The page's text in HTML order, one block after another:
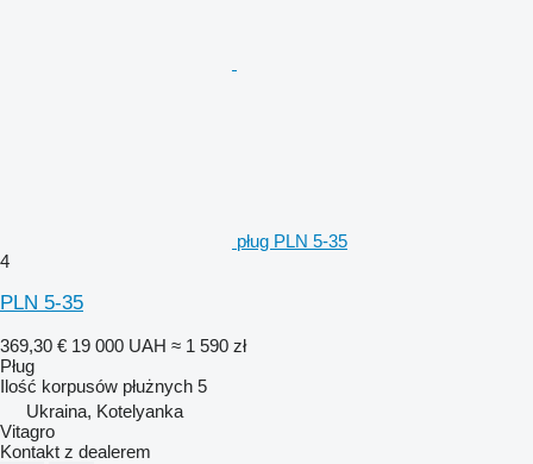
pług PLN 5-35
4
PLN 5-35
369,30 € 19 000 UAH ≈ 1 590 zł
Pług
Ilość korpusów płużnych 5
Ukraina, Kotelyanka
Vitagro
Kontakt z dealerem